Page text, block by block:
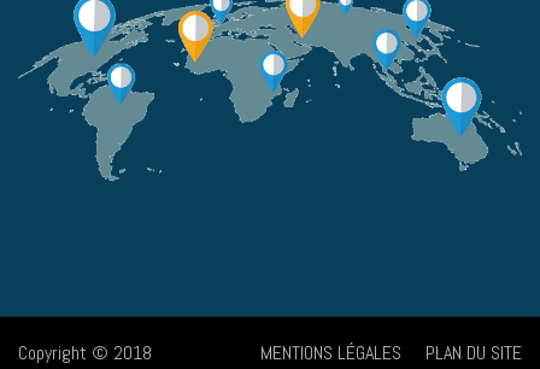
Copyright © 2018 MENTIONS LÉGALES PLAN DU SITE